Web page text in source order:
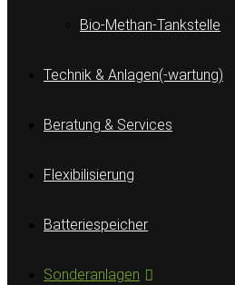
Bio-Methan-Tankstelle
Technik & Anlagen(-wartung)
Beratung & Services
Flexibilisierung
Batteriespeicher
Sonderanlagen